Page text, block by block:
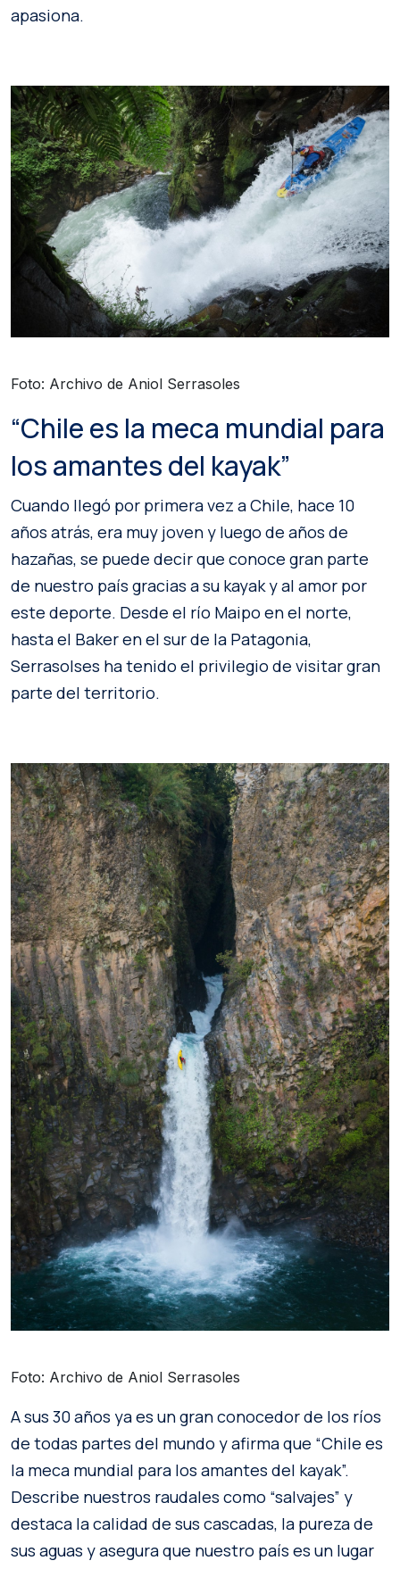
apasiona.
Foto: Archivo de Aniol Serrasoles
“Chile es la meca mundial para
los amantes del kayak”
Cuando llegó por primera vez a Chile, hace 10
años atrás, era muy joven y luego de años de
hazañas, se puede decir que conoce gran parte
de nuestro país gracias a su kayak y al amor por
este deporte. Desde el río Maipo en el norte,
hasta el Baker en el sur de la Patagonia,
Serrasolses ha tenido el privilegio de visitar gran
parte del territorio.
Foto: Archivo de Aniol Serrasoles
A sus 30 años ya es un gran conocedor de los ríos
de todas partes del mundo y afirma que “Chile es
la meca mundial para los amantes del kayak”.
Describe nuestros raudales como “salvajes” y
destaca la calidad de sus cascadas, la pureza de
sus aguas y asegura que nuestro país es un lugar